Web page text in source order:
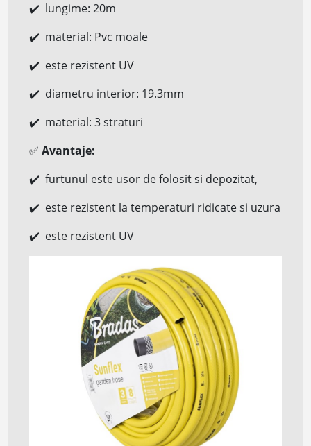
✔️ lungime: 20m
✔️ material: Pvc moale
✔️ este rezistent UV
✔️ diametru interior: 19.3mm
✔️ material: 3 straturi
✅ Avantaje:
✔️ furtunul este usor de folosit si depozitat,
✔️ este rezistent la temperaturi ridicate si uzura
✔️ este rezistent UV